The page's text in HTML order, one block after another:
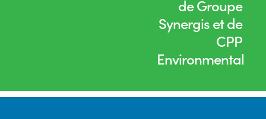
de Groupe
Synergis et de
CPP
Environmental